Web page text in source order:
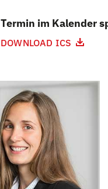
Termin im Kalender
DOWNLOAD ICS